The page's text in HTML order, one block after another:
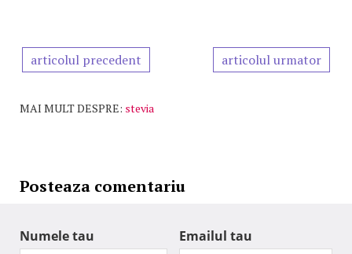
articolul precedent articolul urmator
MAI MULT DESPRE: stevia
Posteaza comentariu
Numele tau Emailul tau